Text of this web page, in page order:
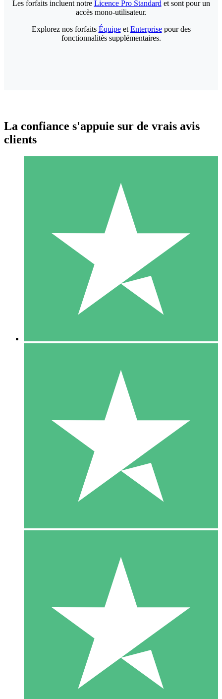
Packs de Crédits Individuels
Payez à l'utilisation avec des crédits de téléchargement. Sans
1 Téléchargement
10 00
10 Téléchargements
20 00
Les forfaits incluent notre Licence Pro Standard et sont pour un
accès mono-utilisateur.
Explorez nos forfaits Équipeet Enterprisepour des
fonctionnalités supplémentaires.
La confiance s'appuie sur de vrais avis
clients